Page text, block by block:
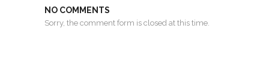
NO COMMENTS
Sorry, the comment form is closed at this time.